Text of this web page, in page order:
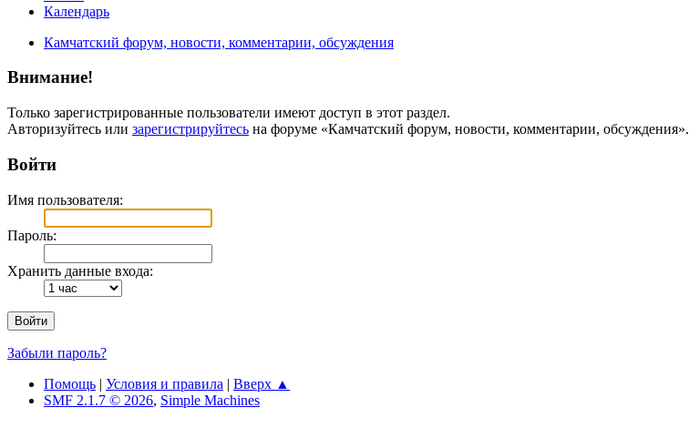
Календарь
Камчатский форум, новости, комментарии, обсуждения
Внимание!
Только зарегистрированные пользователи имеют доступ в этот раздел.
Авторизуйтесь или зарегистрируйтесь на форуме «Камчатский форум, новости, комментарии, обсуждения».
Войти
Имя пользователя:
Пароль:
Хранить данные входа:
Забыли пароль?
Помощь | Условия и правила | Вверх ▲
SMF 2.1.7 © 2026, Simple Machines